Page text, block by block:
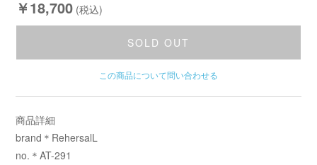
￥18,700 (税込)
SOLD OUT
この商品について問い合わせる
商品詳細
brand＊RehersalL
no.＊AT-291